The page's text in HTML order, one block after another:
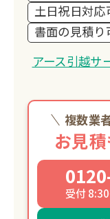
土日祝日対応
書面の見積り
アース引越サ
複数業
お見
受付